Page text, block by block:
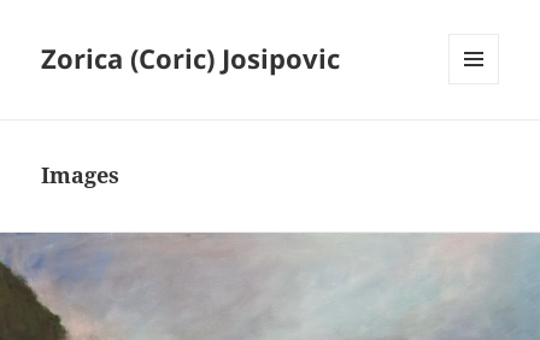
Zorica (Coric) Josipovic
Images